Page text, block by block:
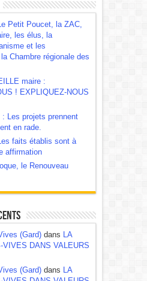
Petit Poucet, la ZAC,
les élus, la
et les
Chambre régionale des
maire :
! EXPLIQUEZ-NOUS
Les projets prennent
en rade.
faits établis sont à
affirmation
le Renouveau
(Gard)dans LA
VIVES DANS VALEURS
(Gard)dans LA